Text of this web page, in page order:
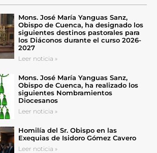
Mons. José María Yanguas Sanz,
Obispo de Cuenca, ha designado los
siguientes destinos pastorales para
los Diáconos durante el curso 2026-
2027
Leer noticia »
Mons. José María Yanguas Sanz,
Obispo de Cuenca, ha realizado los
siguientes Nombramientos
Diocesanos
Leer noticia »
Homilía del Sr. Obispo en las
Exequias de Isidoro Gómez Cavero
Leer noticia »